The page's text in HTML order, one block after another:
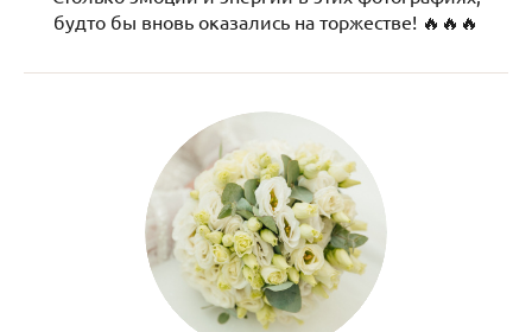
будто бы вновь оказались на торжестве! 🔥🔥🔥